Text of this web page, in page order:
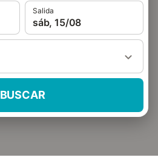
Salida
sáb, 15/08
BUSCAR